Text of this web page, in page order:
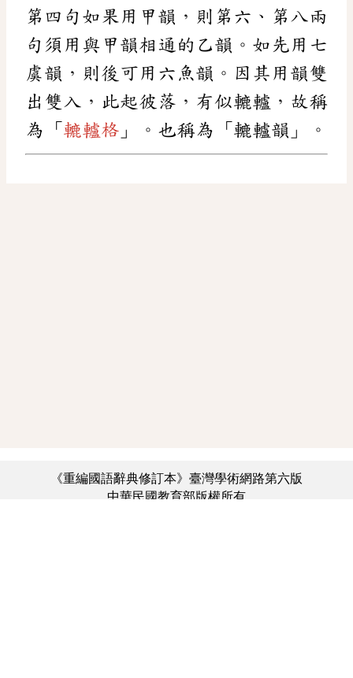
第四句如果用甲韻，則第六、第八兩
句須用與甲韻相通的乙韻。如先用七
虞韻，則後可用六魚韻。因其用韻雙
出雙入，此起彼落，有似轆轤，故稱
為「 轆轤格 」。也稱為「轆轤韻」。
《重編國語辭典修訂本》臺灣學術網路第六版
中華民國教育部版權所有